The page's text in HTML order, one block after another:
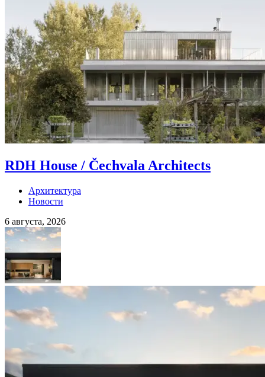
RDH House / Čechvala Architects
Архитектура
Новости
6 августа, 2026